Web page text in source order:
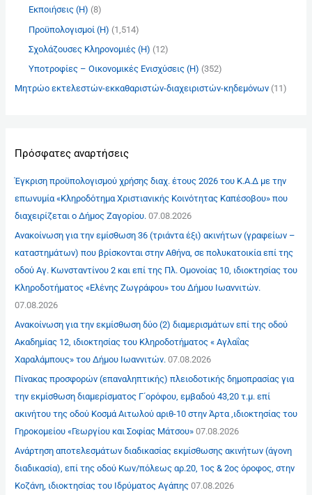
Εκποιήσεις (Η) (8)
Προϋπολογισμοί (Η) (1,514)
Σχολάζουσες Κληρονομιές (Η) (12)
Υποτροφίες – Οικονομικές Ενισχύσεις (Η) (352)
Μητρώο εκτελεστών-εκκαθαριστών-διαχειριστών-κηδεμόνων(11)
Πρόσφατες αναρτήσεις
Έγκριση προϋπολογισμού χρήσης διαχ. έτους 2026 του Κ.Α.Δ με την
επωνυμία «Κληροδότημα Χριστιανικής Κοινότητας Καπέσοβου» που
διαχειρίζεται ο Δήμος Ζαγορίου. 07.08.2026
Ανακοίνωση για την εμίσθωση 36 (τριάντα έξι) ακινήτων (γραφείων –
καταστημάτων) που βρίσκονται στην Αθήνα, σε πολυκατοικία επί της
οδού Αγ. Κωνσταντίνου 2 και επί της Πλ. Ομονοίας 10, ιδιοκτησίας του
Κληροδοτήματος «Ελένης Ζωγράφου» του Δήμου Ιωαννιτών.
07.08.2026
Ανακοίνωση για την εκμίσθωση δύο (2) διαμερισμάτων επί της οδού
Ακαδημίας 12, ιδιοκτησίας του Κληροδοτήματος « Αγλαΐας
Χαραλάμπους» του Δήμου Ιωαννιτών. 07.08.2026
Πίνακας προσφορών (επαναληπτικής) πλειοδοτικής δημοπρασίας για
την εκμίσθωση διαμερίσματος Γ΄ορόφου, εμβαδού 43,20 τ.μ. επί
ακινήτου της οδού Κοσμά Αιτωλού αριθ-10 στην Άρτα ,ιδιοκτησίας του
Γηροκομείου «Γεωργίου και Σοφίας Μάτσου» 07.08.2026
Ανάρτηση αποτελεσμάτων διαδικασίας εκμίσθωσης ακινήτων (άγονη
διαδικασία), επί της οδού Κων/πόλεως αρ.20, 1ος & 2ος όροφος, στην
Κοζάνη, ιδιοκτησίας του Ιδρύματος Αγάπης 07.08.2026